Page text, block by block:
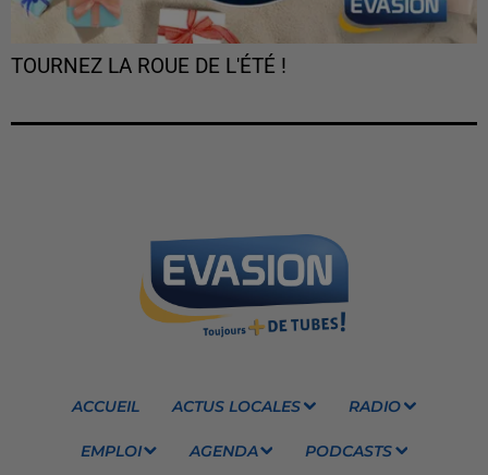
TOURNEZ LA ROUE DE L'ÉTÉ !
ACCUEIL ACTUS LOCALES RADIO
EMPLOI AGENDA PODCASTS